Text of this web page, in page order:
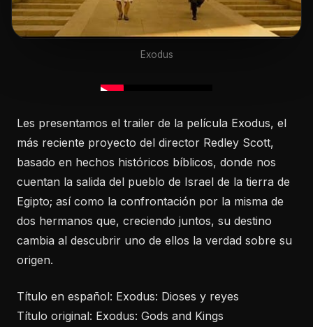
Exodus
Les presentamos el trailer de la película Exodus, el
más reciente proyecto del director Redley Scott,
basado en hechos históricos bíblicos, donde nos
cuentan la salida del pueblo de Israel de la tierra de
Egipto; así como la confrontación por la misma de
dos hermanos que, creciendo juntos, su destino
cambia al descubrir uno de ellos la verdad sobre su
origen.
Título en español: Exodus: Dioses y reyes
Título original: Exodus: Gods and Kings